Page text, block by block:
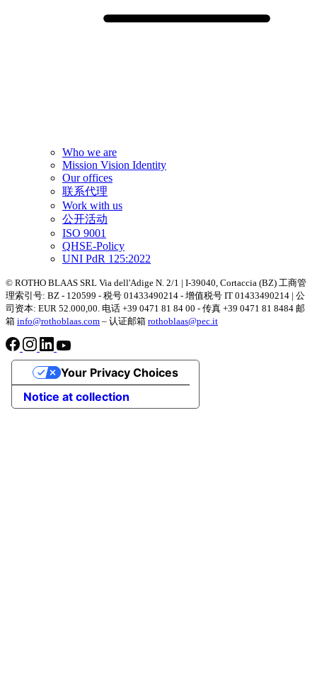
Who we are
Mission Vision Identity
Our offices
联系代理
Work with us
公开活动
ISO 9001
QHSE-Policy
UNI PdR 125:2022
© ROTHO BLAAS SRL Via dell'Adige N. 2/1 | I-39040, Cortaccia (BZ) 工商管
理索引号: BZ - 120599 - 税号 01433490214 - 增值税号 IT 01433490214 | 公
司资本: EUR 52.000,00. 电话 +39 0471 81 84 00 - 传真 +39 0471 81 8484 邮
箱 info@rothoblaas.com – 认证邮箱 rothoblaas@pec.it
Notice at collection
Your Privacy Choices